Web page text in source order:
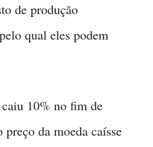
de produção
qual eles podem
10% no fim de
preço da moeda caísse